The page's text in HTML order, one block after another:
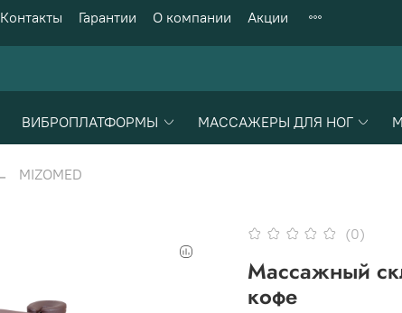
Контакты Гарантии О компании Акции
ВИБРОПЛАТФОРМЫ МАССАЖЕРЫ ДЛЯ НОГ
MIZOMED
(0)
Массажный
кофе